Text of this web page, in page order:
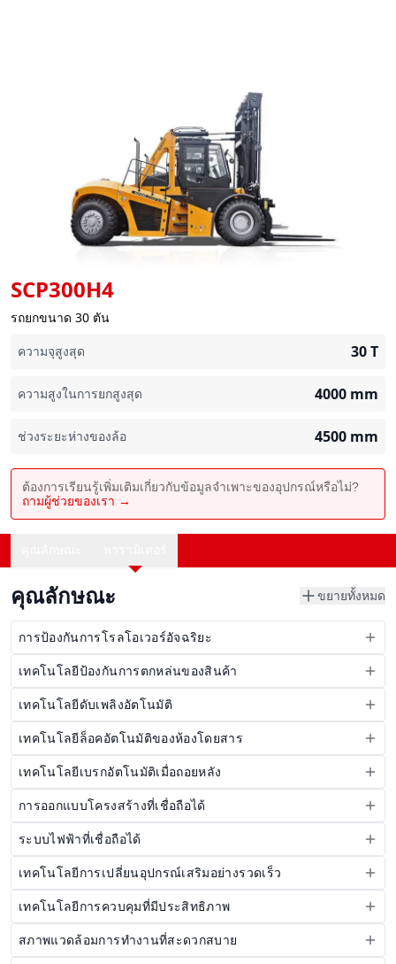
SCP300H4
รถยกขนาด 30 ตัน
ความจุสูงสุด
30T
ความสูงในการยกสูงสุด 4000 mm
ช่วงระยะห่างของล้อ 4500 mm
ต้องการเรียนรู้เพิ่มเติมเกี่ยวกับข้อมูลจำเพาะของอุปกรณ์หรือไม่?
ถามผู้ช่วยของเรา →
คุณลักษณะ ขยายทั้งหมด
การป้องกันการโรลโอเวอร์อัจฉริยะ
เทคโนโลยีป้องกันการตกหล่นของสินค้า
เทคโนโลยีดับเพลิงอัตโนมัติ
เทคโนโลยีล็อคอัตโนมัติของห้องโดยสาร
เทคโนโลยีเบรกอัตโนมัติเมื่อถอยหลัง
การออกแบบโครงสร้างที่เชื่อถือได้
ระบบไฟฟ้าที่เชื่อถือได้
เทคโนโลยีการเปลี่ยนอุปกรณ์เสริมอย่างรวดเร็ว
เทคโนโลยีการควบคุมที่มีประสิทธิภาพ
สภาพแวดล้อมการทำงานที่สะดวกสบาย